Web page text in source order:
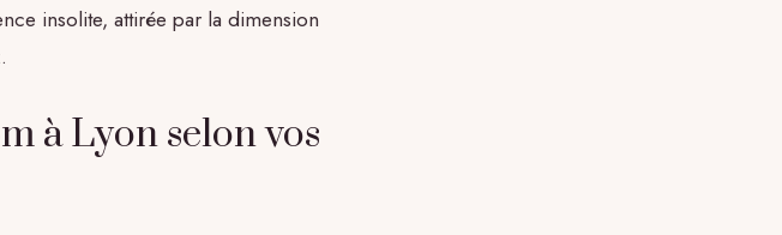
insolite, attirée par la dimension
à Lyon selon vos